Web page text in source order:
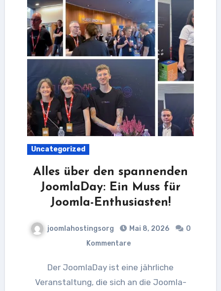
Uncategorized
Alles über den spannenden
JoomlaDay: Ein Muss für
Joomla-Enthusiasten!
joomlahostingsorg Mai 8, 2026
0
Kommentare
Der JoomlaDay ist eine jährliche
Veranstaltung, die sich an die Joomla-